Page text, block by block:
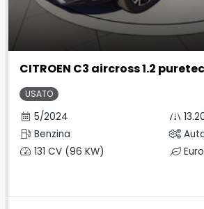
USATO
5/2024
Benzina
131 CV (96 KW)